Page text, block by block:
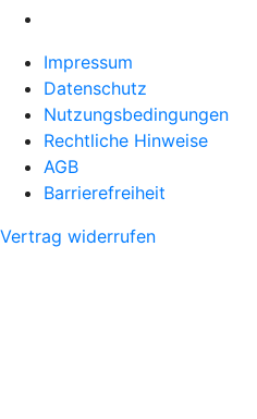
Impressum
Datenschutz
Nutzungsbedingungen
Rechtliche Hinweise
AGB
Barrierefreiheit
Vertrag widerrufen